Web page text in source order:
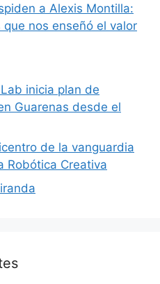
a Alexis Montilla:
nos enseñó el valor
inicia plan de
Guarenas desde el
de la vanguardia
Robótica Creativa